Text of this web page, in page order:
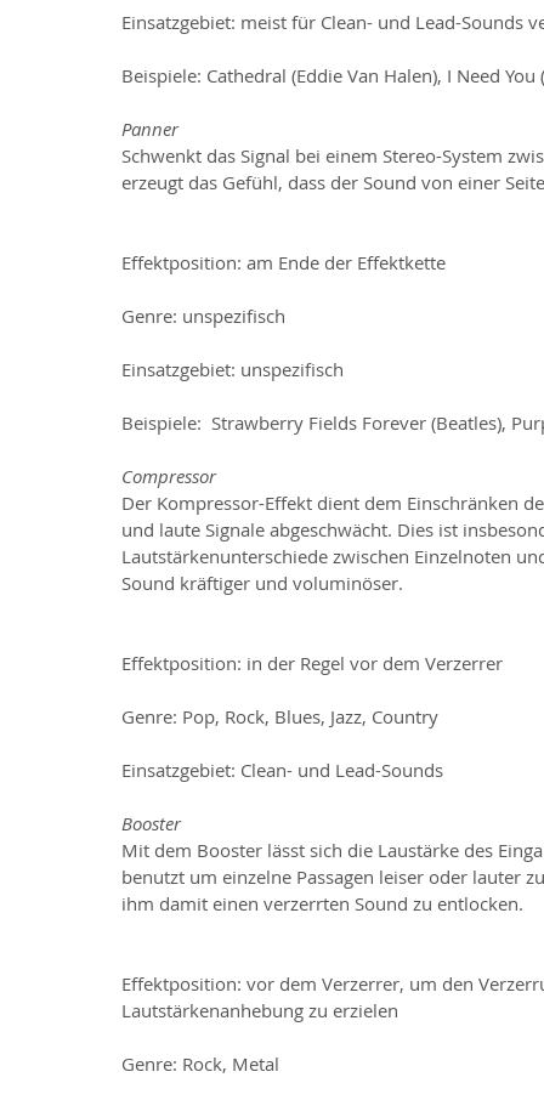
Einsatzgebiet: meist für Clean- und Lead-Sounds
Beispiele: Cathedral (Eddie Van Halen), I Need
Panner
Schwenkt das Signal bei einem Stereo-System
erzeugt das Gefühl, dass der Sound von einer
Effektposition: am Ende der Effektkette
Genre: unspezifisch
Einsatzgebiet: unspezifisch
Beispiele:  Strawberry Fields Forever (Beatles),
Compressor
Der Kompressor-Effekt dient dem Einschränken
und laute Signale abgeschwächt. Dies ist
Lautstärkenunterschiede zwischen Einzelnoten
Sound kräftiger und voluminöser.
Effektposition: in der Regel vor dem Verzerrer
Genre: Pop, Rock, Blues, Jazz, Country
Einsatzgebiet: Clean- und Lead-Sounds
Booster
Mit dem Booster lässt sich die Laustärke des
benutzt um einzelne Passagen leiser oder lauter
ihm damit einen verzerrten Sound zu entlocken.
Effektposition: vor dem Verzerrer, um den
Lautstärkenanhebung zu erzielen
Genre: Rock, Metal